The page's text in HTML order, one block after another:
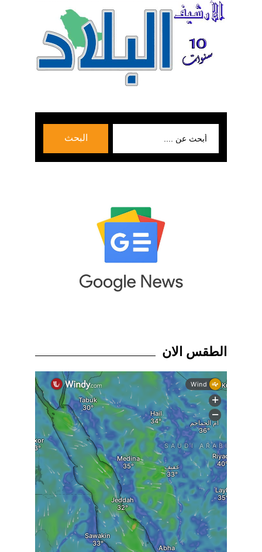
البحث
الطقس الان